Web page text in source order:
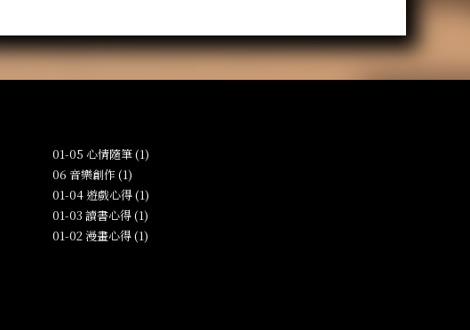
01-05 心情隨筆 (1)
06 音樂創作 (1)
01-04 遊戲心得 (1)
01-03 讀書心得 (1)
01-02 漫畫心得 (1)